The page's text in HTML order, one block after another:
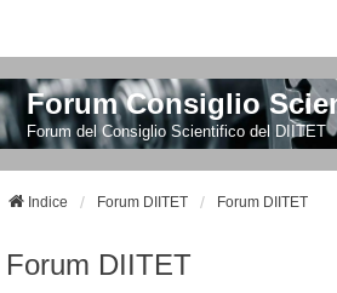
Forum Consiglio
Forum del Consiglio Scientifico del DIITET
Indice Forum DIITET Forum DIITET
Forum DIITET